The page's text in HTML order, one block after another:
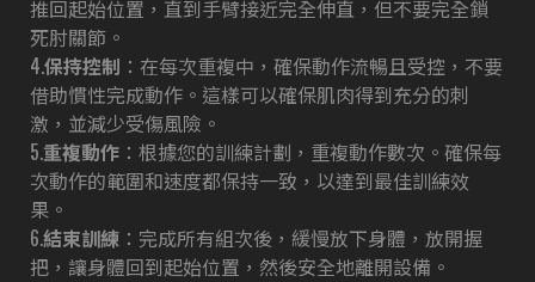
推回起始位置，直到手臂接近完全伸直，但不要完全鎖
死肘關節。
4.保持控制 ：在每次重複中，確保動作流暢且受控，不要
借助慣性完成動作。這樣可以確保肌肉得到充分的刺
激，並減少受傷風險。
5.重複動作 ：根據您的訓練計劃，重複動作數次。確保每
次動作的範圍和速度都保持一致，以達到最佳訓練效
果。
6.結束訓練 ：完成所有組次後，緩慢放下身體，放開握
把，讓身體回到起始位置，然後安全地離開設備。